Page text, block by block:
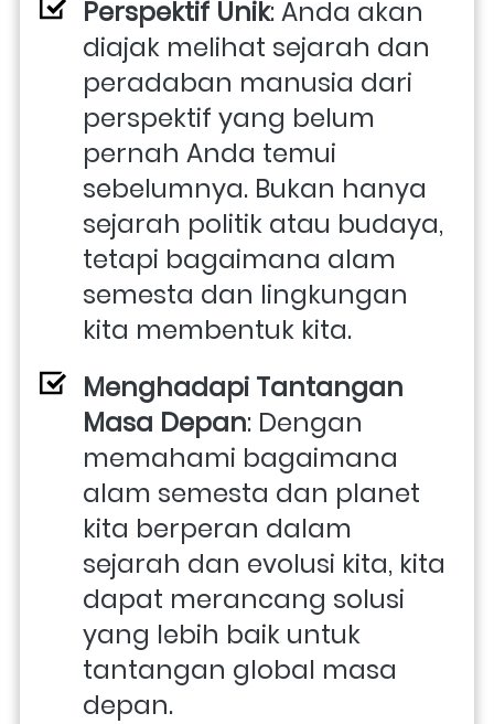
Perspektif Unik: Anda akan
diajak melihat sejarah dan
peradaban manusia dari
perspektif yang belum
pernah Anda temui
sebelumnya. Bukan hanya
sejarah politik atau budaya,
tetapi bagaimana alam
semesta dan lingkungan
kita membentuk kita.
Menghadapi Tantangan
Masa Depan: Dengan
memahami bagaimana
alam semesta dan planet
kita berperan dalam
sejarah dan evolusi kita, kita
dapat merancang solusi
yang lebih baik untuk
tantangan global masa
depan.